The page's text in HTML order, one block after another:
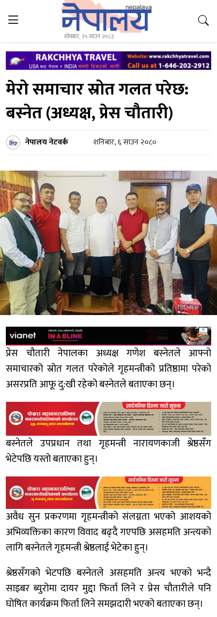
सोमबार, २५ साउन २०८३
मेरो समाचार स्रोत गलत परेछ:
बस्नेत (अध्यक्ष, प्रेस चौतारी)
नेपालय नेटवर्क शनिबार, ६ साउन २०८०
प्रेस चौतारी नेपालका अध्यक्ष गणेश बस्नेतले आफ्नो
समाचारको स्रोत गलत परेकोले गृहमन्त्रीको प्रतिष्ठामा परेको
असरप्रति आफू दु:खी रहेको बस्नेतले बताएका छन्।
बस्नेतले उपप्रधान तथा गृहमन्त्री नारायणकाजी श्रेष्ठसँग
भेटेपछि यस्तो बताएका हुन्।
अवैध सुन प्रकरणमा गृहमन्त्रीको संलग्नता भएको आशयको
अभिव्यक्तिका कारण विवाद बढ्दै गएपछि असहमति अन्त्यको
लागि बस्नेतले गृहमन्त्री श्रेष्ठलाई भेटेका हुन्।
श्रेष्ठसँगको भेटपछि बस्नेतले असहमति अन्त्य भएको भन्दै
साइबर ब्युरोमा दायर मुद्दा फिर्ता लिने र प्रेस चौतारीले पनि
घोषित कार्यक्रम फिर्ता लिने समझदारी भएको बताएका छन्।